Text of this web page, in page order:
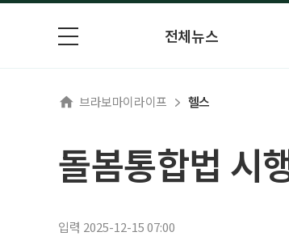
전체뉴스
브라보마이라이프 헬스
돌봄통합법 시
입력 2025-12-15 07:00